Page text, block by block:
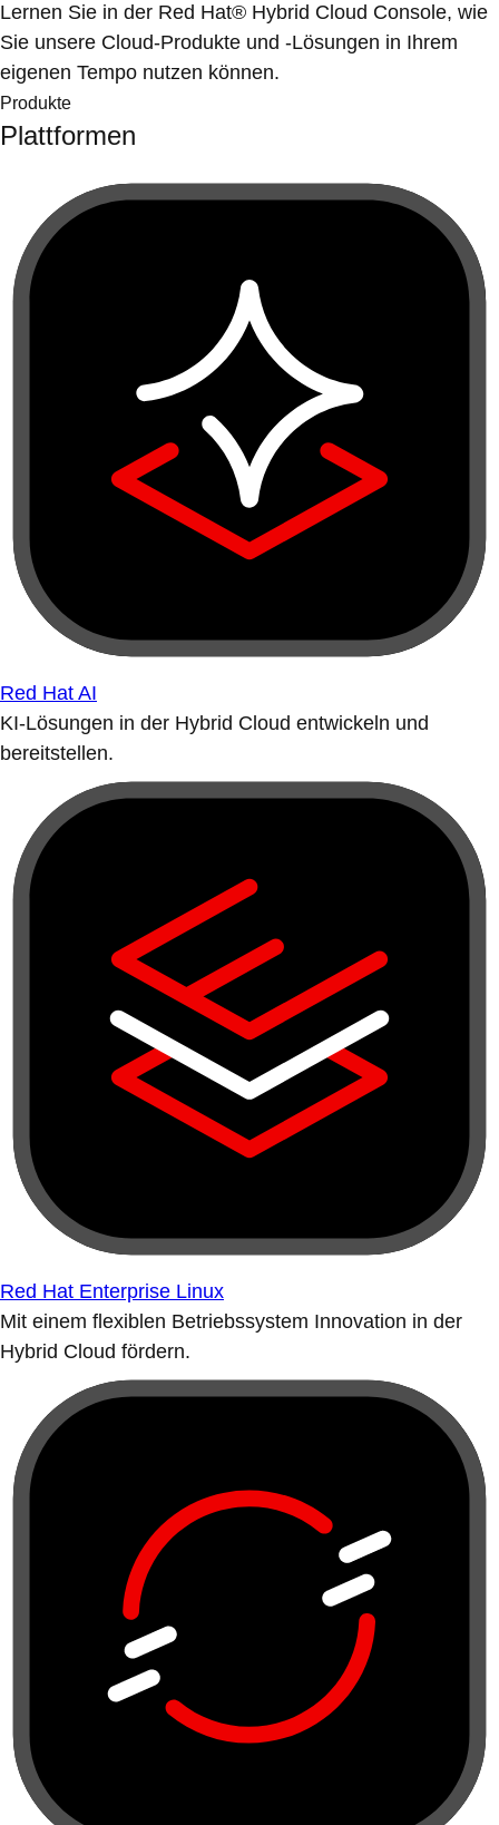
Lernen Sie in der Red Hat® Hybrid Cloud Console, wie
Sie unsere Cloud-Produkte und -Lösungen in Ihrem
eigenen Tempo nutzen können.
Produkte
Plattformen
Red Hat AI
KI-Lösungen in der Hybrid Cloud entwickeln und
bereitstellen.
Red Hat Enterprise Linux
Mit einem flexiblen Betriebssystem Innovation in der
Hybrid Cloud fördern.